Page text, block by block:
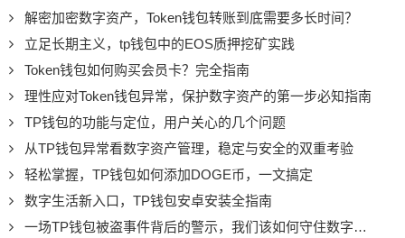
解密加密数字资产，Token钱包转账到底需要多长时间？
立足长期主义，tp钱包中的EOS质押挖矿实践
Token钱包如何购买会员卡？完全指南
理性应对Token钱包异常，保护数字资产的第一步必知指南
TP钱包的功能与定位，用户关心的几个问题
从TP钱包异常看数字资产管理，稳定与安全的双重考验
轻松掌握，TP钱包如何添加DOGE币，一文搞定
数字生活新入口，TP钱包安卓安装全指南
一场TP钱包被盗事件背后的警示，我们该如何守住数字资产？